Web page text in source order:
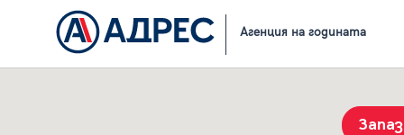
Агенция на годината
Начало Резултати от търсене